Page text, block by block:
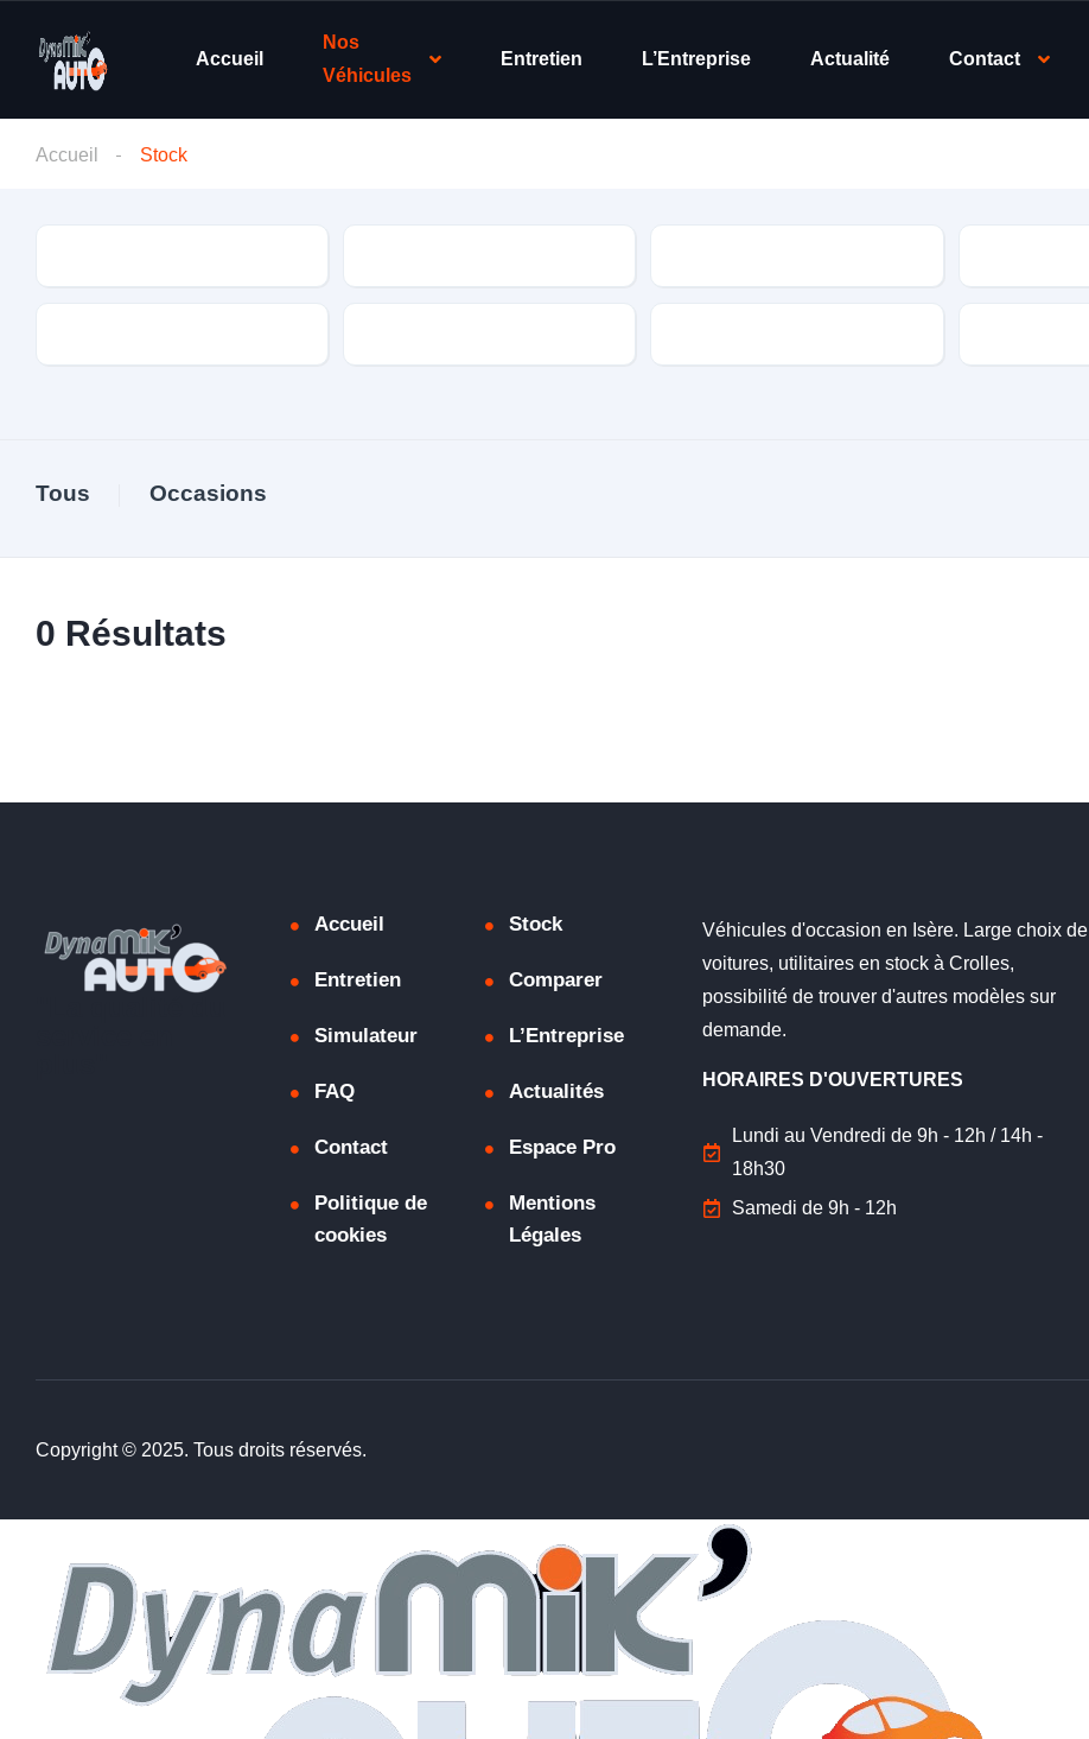
Accueil
Nos
Véhicules
Entretien L’Entreprise Actualité Contact
Accueil Stock
Tous Occasions
0 Résultats
Accueil Stock
Entretien Comparer
Simulateur L’Entreprise
FAQ Actualités
Contact Espace Pro
Politique de
cookies
Mentions
Légales
Véhicules d'occasion en Isère. Large choix de
voitures, utilitaires en stock à Crolles,
possibilité de trouver d'autres modèles sur
demande.
HORAIRES D'OUVERTURES
Lundi au Vendredi de 9h - 12h / 14h -
18h30
Samedi de 9h - 12h
Copyright © 2025. Tous droits réservés.